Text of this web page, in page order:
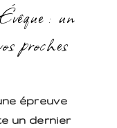
: un
proches
épreuve
un dernier